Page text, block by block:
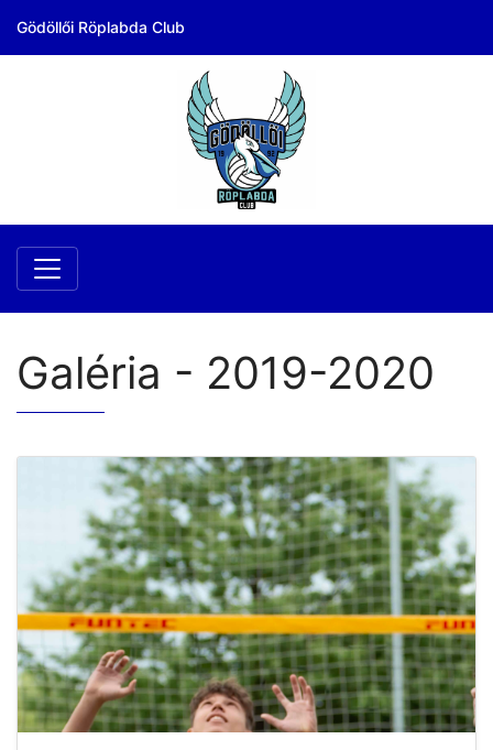
Gödöllői Röplabda Club
Galéria - 2019-2020